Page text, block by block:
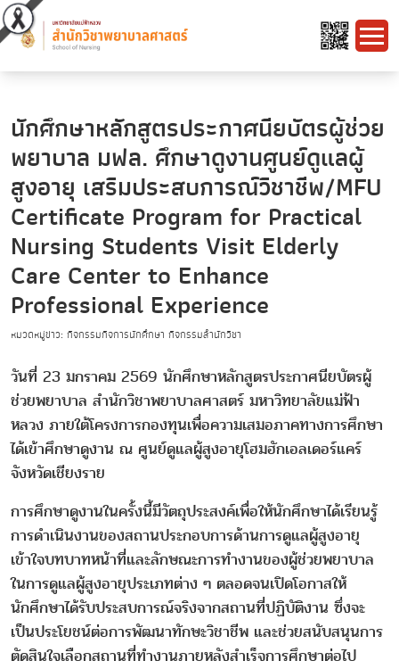
นักศึกษาหลักสูตรประกาศนียบัตรผู้ช่วย
พยาบาล มฟล. ศึกษาดูงานศูนย์ดูแลผู้
สูงอายุ เสริมประสบการณ์วิชาชีพ/MFU
Certificate Program for Practical
Nursing Students Visit Elderly
Care Center to Enhance
Professional Experience
หมวดหมู่ข่าว: กิจกรรมกิจการนักศึกษา กิจกรรมสำนักวิชา
วันที่ 23 มกราคม 2569 นักศึกษาหลักสูตรประกาศนียบัตรผู้
ช่วยพยาบาล สำนักวิชาพยาบาลศาสตร์ มหาวิทยาลัยแม่ฟ้า
หลวง ภายใต้โครงการกองทุนเพื่อความเสมอภาคทางการศึกษา
ได้เข้าศึกษาดูงาน ณ ศูนย์ดูแลผู้สูงอายุโฮมฮักเอลเดอร์แคร์
จังหวัดเชียงราย
การศึกษาดูงานในครั้งนี้มีวัตถุประสงค์เพื่อให้นักศึกษาได้เรียนรู้
การดำเนินงานของสถานประกอบการด้านการดูแลผู้สูงอายุ
เข้าใจบทบาทหน้าที่และลักษณะการทำงานของผู้ช่วยพยาบาล
ในการดูแลผู้สูงอายุประเภทต่าง ๆ ตลอดจนเปิดโอกาสให้
นักศึกษาได้รับประสบการณ์จริงจากสถานที่ปฏิบัติงาน ซึ่งจะ
เป็นประโยชน์ต่อการพัฒนาทักษะวิชาชีพ และช่วยสนับสนุนการ
ตัดสินใจเลือกสถานที่ทำงานภายหลังสำเร็จการศึกษาต่อไป